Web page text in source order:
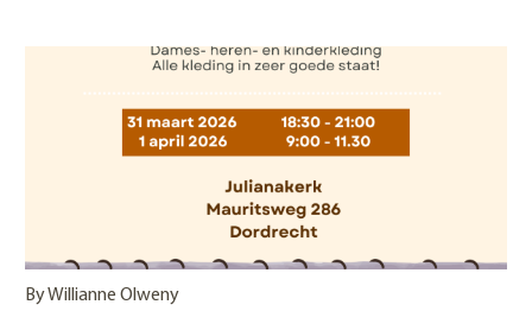
By Willianne Olweny